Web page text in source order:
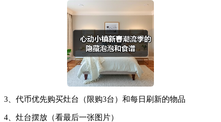
3、代币优先购买灶台（限购3台）和每日刷新的物品
4、灶台摆放（看最后一张图片）